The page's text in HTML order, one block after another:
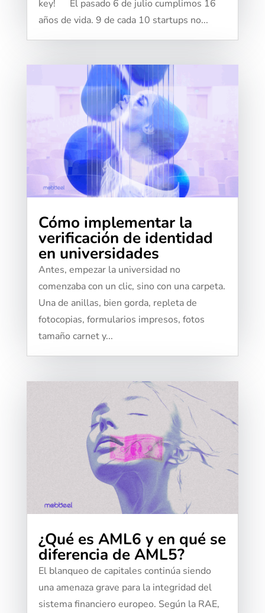
key! El pasado 6 de julio cumplimos 16
años de vida. 9 de cada 10 startups no...
Cómo implementar la
verificación de identidad
en universidades
Antes, empezar la universidad no
comenzaba con un clic, sino con una carpeta.
Una de anillas, bien gorda, repleta de
fotocopias, formularios impresos, fotos
tamaño carnet y...
¿Qué es AML6 y en qué se
diferencia de AML5?
El blanqueo de capitales continúa siendo
una amenaza grave para la integridad del
sistema financiero europeo. Según la RAE,